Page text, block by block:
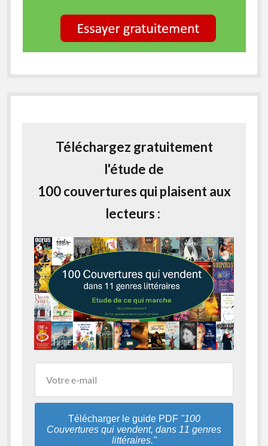
Téléchargez gratuitement
l'étude de
100 couvertures qui plaisent aux
lecteurs :
Télécharger le guide PDF "100
Couvertures qui vendent, dans 11 genres
littéraires."